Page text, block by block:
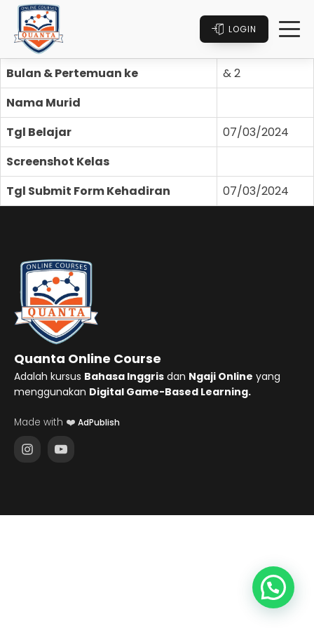
LOGIN
Bulan & Pertemuan ke
& 2
Nama Murid
Tgl Belajar
07/03/2024
Screenshot Kelas
Tgl Submit Form Kehadiran
07/03/2024
Quanta Online Course
Adalah kursus Bahasa Inggris dan Ngaji Online yang
menggunakan Digital Game-Based Learning.
Made with ❤️ AdPublish